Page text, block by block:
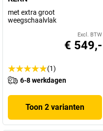
met extra groot
weegschaalvlak
Excl. BTW
€ 549,-
(1)
6-8 werkdagen
Toon 2 varianten